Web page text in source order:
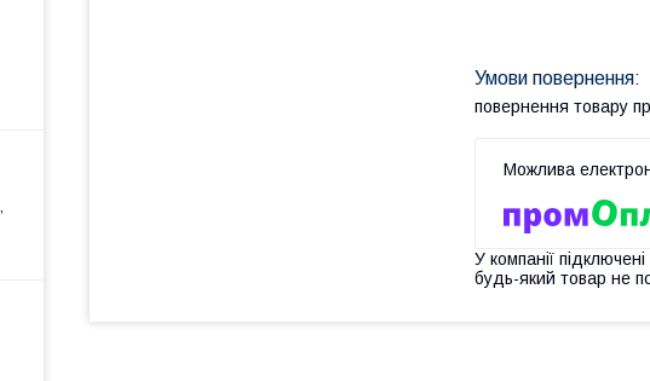
повернення товару
У компанії
будь-який товар не